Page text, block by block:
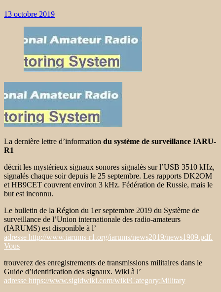
13 octobre 2019
La dernière lettre d’information du système de surveillance IARU-
R1
décrit les mystérieux signaux sonores signalés sur l’USB 3510 kHz,
signalés chaque soir depuis le 25 septembre. Les rapports DK2OM
et HB9CET couvrent environ 3 kHz. Fédération de Russie, mais le
but est inconnu.
Le bulletin de la Région du 1er septembre 2019 du Système de
surveillance de l’Union internationale des radio-amateurs
(IARUMS) est disponible à l’
adresse http://www.iarums-r1.org/iarums/news2019/news1909.pdf.
Vous
trouverez des enregistrements de transmissions militaires dans le
Guide d’identification des signaux. Wiki à l’
adresse https://www.sigidwiki.com/wiki/Category:Military